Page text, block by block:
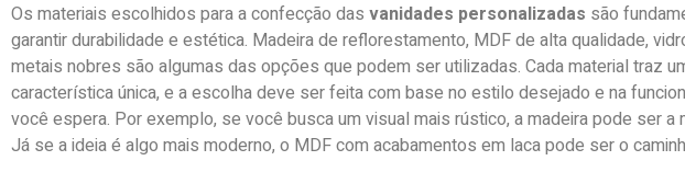
Os materiais escolhidos para a confecção das vanidades personalizadas são
garantir durabilidade e estética. Madeira de reflorestamento, MDF de alta qualidade,
metais nobres são algumas das opções que podem ser utilizadas. Cada material traz
característica única, e a escolha deve ser feita com base no estilo desejado e na
você espera. Por exemplo, se você busca um visual mais rústico, a madeira pode ser a
Já se a ideia é algo mais moderno, o MDF com acabamentos em laca pode ser o